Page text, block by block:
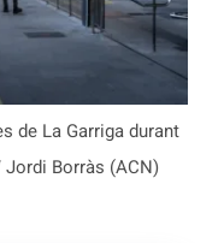
de La Garriga durant
Borràs (ACN)